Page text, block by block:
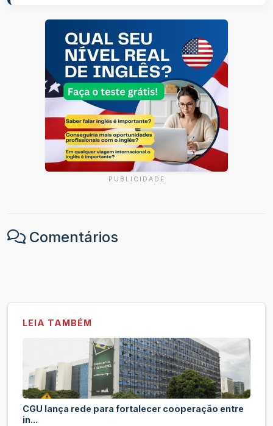
PUBLICIDADE
Comentários
LEIA TAMBÉM
CGU lança rede para fortalecer cooperação entre
in...